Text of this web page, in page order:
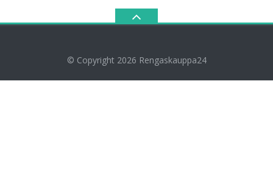
© Copyright 2026 Rengaskauppa24